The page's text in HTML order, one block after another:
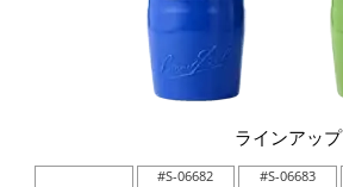
ラインアップ
#S-06682 #S-06683